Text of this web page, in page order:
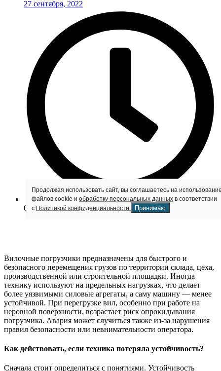
27 сентября, 2022
06:27
Вилочные погрузчики предназначены для быстрого и
безопасного перемещения грузов по территории склада, цеха,
производственной или строительной площадки. Иногда
технику используют на предельных нагрузках, что делает
более уязвимыми силовые агрегаты, а саму машину — менее
устойчивой. При перегрузке вил, особенно при работе на
неровной поверхности, возрастает риск опрокидывания
погрузчика. Авария может случиться также из-за нарушения
правил безопасности или невнимательности оператора.
Как действовать, если техника потеряла устойчивость?
Сначала стоит определиться с понятиями. Устойчивость
Продолжая использовать сайт, вы соглашаетесь на
файлов cookie и обработку персональных данных в соответствии
с Политикой конфиденциальности. Принимаю